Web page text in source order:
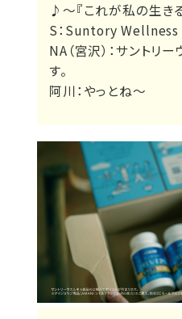
♪～『これが私の生きる
S：Suntory Wellness
NA（宮沢）：サントリ
す。
阿川：やっとね～